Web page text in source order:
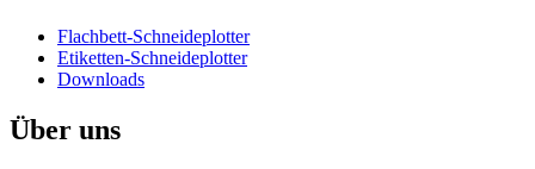
Flachbett-Schneideplotter
Etiketten-Schneideplotter
Downloads
Über uns